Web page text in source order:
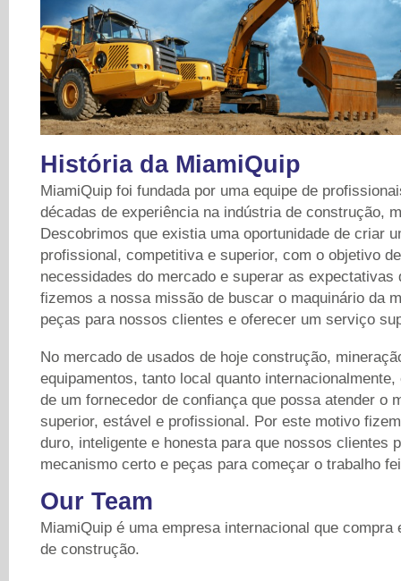
História da MiamiQuip
MiamiQuip foi fundada por uma equipe de
décadas de experiência na indústria de construção,
Descobrimos que existia uma oportunidade de criar
profissional, competitiva e superior, com o objetivo
necessidades do mercado e superar as
fizemos a nossa missão de buscar o maquinário da
peças para nossos clientes e oferecer um serviço
No mercado de usados ​​de hoje construção,
equipamentos, tanto local quanto
de um fornecedor de confiança que possa atender o
superior, estável e profissional. Por este motivo
duro, inteligente e honesta para que nossos clientes
mecanismo certo e peças para começar o trabalho
Our Team
MiamiQuip é uma empresa internacional que compra
de construção.